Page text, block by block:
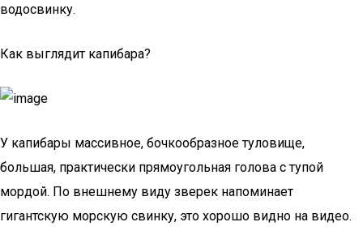
водосвинку.
Как выглядит капибара?
У капибары массивное, бочкообразное туловище,
большая, практически прямоугольная голова с тупой
мордой. По внешнему виду зверек напоминает
гигантскую морскую свинку, это хорошо видно на видео.